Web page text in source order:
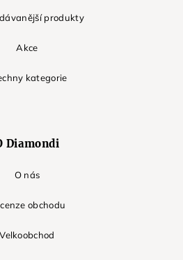
produkty
Akce
kategorie
Diamondi
O nás
obchodu
Velkoobchod